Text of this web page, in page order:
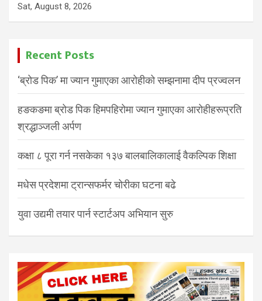
Sat, August 8, 2026
Recent Posts
‘ब्रोड पिक’ मा ज्यान गुमाएका आरोहीको सम्झनामा दीप प्रज्वलन
हङकङमा ब्रोड पिक हिमपहिरोमा ज्यान गुमाएका आरोहीहरूप्रति
श्रद्धाञ्जली अर्पण
कक्षा ८ पूरा गर्न नसकेका १३७ बालबालिकालाई वैकल्पिक शिक्षा
मधेस प्रदेशमा ट्रान्सफर्मर चोरीका घटना बढे
युवा उद्यमी तयार पार्न स्टार्टअप अभियान सुरु